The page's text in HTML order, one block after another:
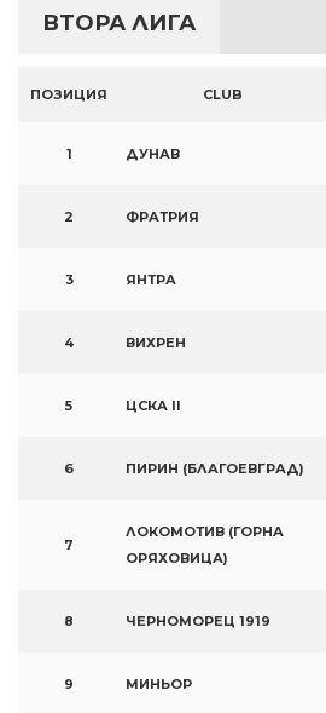
ВТОРА ЛИГА
ПОЗИЦИЯ CLUB
1 ДУНАВ
2 ФРАТРИЯ
3 ЯНТРА
4 ВИХРЕН
5 ЦСКА II
6 ПИРИН (БЛАГОЕВГРАД)
7
ЛОКОМОТИВ (ГОРНА
ОРЯХОВИЦА)
8 ЧЕРНОМОРЕЦ 1919
9 МИНЬОР